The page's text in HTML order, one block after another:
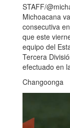
STAFF/
Michoacana
consecutiva
que este
equipo del
Tercera
efectuado en
Changoonga